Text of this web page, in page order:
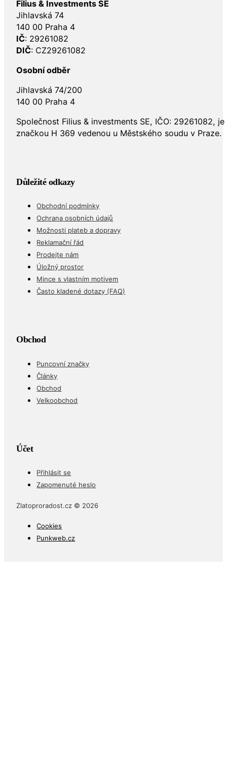
Filius & Investments SE
Jihlavská 74
140 00 Praha 4
IČ: 29261082
DIČ: CZ29261082
Osobní odběr
Jihlavská 74/200
140 00 Praha 4
Společnost Filius & investments SE, IČO: 29261082,
značkou H 369 vedenou u Městského soudu v Praze.
Důležité odkazy
Obchodní podmínky
Ochrana osobních údajů
Možnosti plateb a dopravy
Reklamační řád
Prodejte nám
Úložný prostor
Mince s vlastním motivem
Často kladené dotazy (FAQ)
Obchod
Puncovní značky
Články
Obchod
Velkoobchod
Účet
Přihlásit se
Zapomenuté heslo
Zlatoproradost.cz © 2026
Cookies
Punkweb.cz